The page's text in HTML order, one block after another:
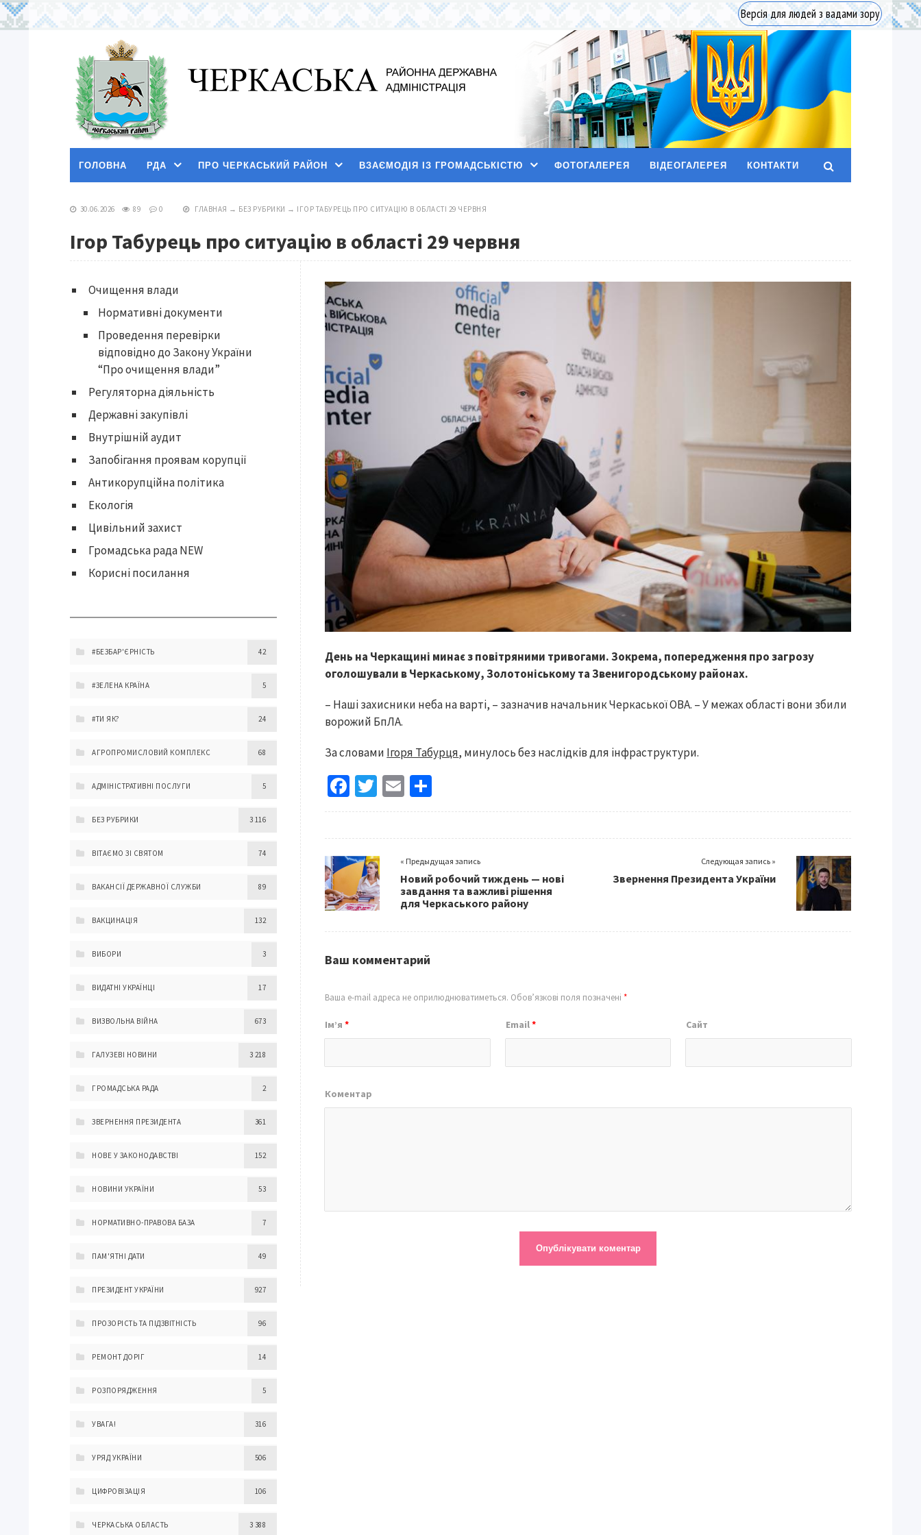
Версія для людей з вадами зору
ГОЛОВНА РДА ПРО ЧЕРКАСЬКИЙ РАЙОН ВЗАЄМОДІЯ ІЗ ГРОМАДСЬКІСТЮ ФОТОГАЛЕРЕЯ ВІДЕОГАЛЕРЕЯ КОНТАКТИ
30.06.2026 89 0 ГЛАВНАЯ → БЕЗ РУБРИКИ → ІГОР ТАБУРЕЦЬ ПРО СИТУАЦІЮ В ОБЛАСТІ 29 ЧЕРВНЯ
Ігор Табурець про ситуацію в області 29 червня
День на Черкащині минає з повітряними тривогами. Зокрема, попередження про загрозу
оголошували в Черкаському, Золотоніському та Звенигородському районах.
– Наші захисники неба на варті, – зазначив начальник Черкаської ОВА. – У межах області вони збили
ворожий БпЛА.
За словами Ігоря Табурця, минулось без наслідків для інфраструктури.
Fa
ce
o
o
k
T
wi
er
E
m
l
h
« Предыдущая запись
Новий робочий тиждень — нові
завдання та важливі рішення
для Черкаського району
Следующая запись »
Звернення Президента України
Ваш комментарий
Ваша e-mail адреса не оприлюднюватиметься. Обов’язкові поля позначені*
Ім’я* Email* Сайт
Коментар
Очищення влади
Нормативні документи
Проведення перевірки
відповідно до Закону України
“Про очищення влади”
Регуляторна діяльність
Державні закупівлі
Внутрішній аудит
Запобігання проявам корупції
Антикорупційна політика
Екологія
Цивільний захист
Громадська рада NEW
Корисні посилання
#БЕЗБАР'ЄРНІСТЬ 42
#ЗЕЛЕНА КРАЇНА 5
#ТИ ЯК? 24
АГРОПРОМИСЛОВИЙ КОМПЛЕКС 68
АДМІНІСТРАТИВНІ ПОСЛУГИ 5
БЕЗ РУБРИКИ 3 116
ВІТАЄМО ЗІ СВЯТОМ 74
ВАКАНСІЇ ДЕРЖАВНОЇ СЛУЖБИ 89
ВАКЦИНАЦІЯ 132
ВИБОРИ 3
ВИДАТНІ УКРАЇНЦІ 17
ВИЗВОЛЬНА ВІЙНА 673
ГАЛУЗЕВІ НОВИНИ 3 218
ГРОМАДСЬКА РАДА 2
ЗВЕРНЕННЯ ПРЕЗИДЕНТА 361
НОВЕ У ЗАКОНОДАВСТВІ 152
НОВИНИ УКРАЇНИ 53
НОРМАТИВНО-ПРАВОВА БАЗА 7
ПАМ'ЯТНІ ДАТИ 49
ПРЕЗИДЕНТ УКРАЇНИ 927
ПРОЗОРІСТЬ ТА ПІДЗВІТНІСТЬ 96
РЕМОНТ ДОРІГ 14
РОЗПОРЯДЖЕННЯ 5
УВАГА! 316
УРЯД УКРАЇНИ 506
ЦИФРОВІЗАЦІЯ 106
ЧЕРКАСЬКА ОБЛАСТЬ 3 388